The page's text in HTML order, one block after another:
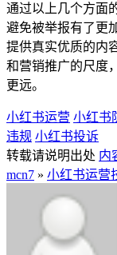
通过以上几个方面
避免被举报有了更
提供真实优质的内
和营销推广的尺度
更远。
小红书运营 小红书
违规 小红书投诉
转载请说明出处 内
mcn7 » 小红书运营